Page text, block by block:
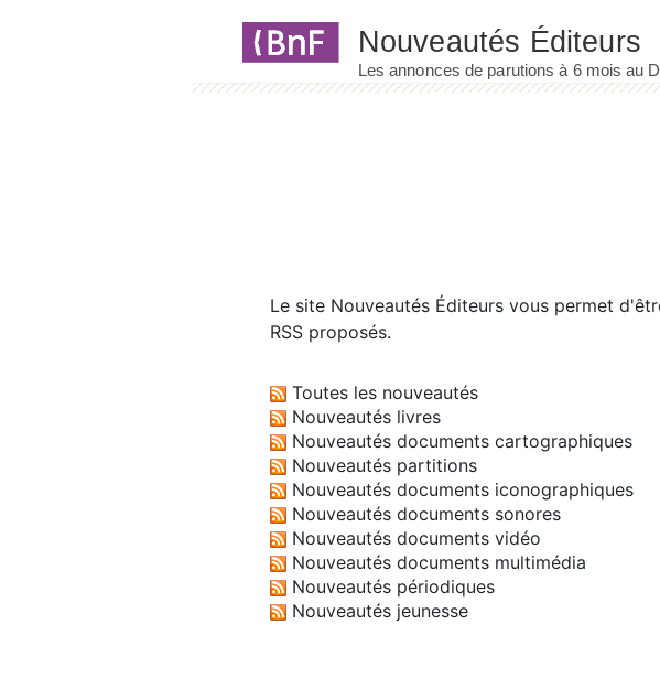
Le site Nouveautés Éditeurs vous permet
RSS proposés.
Toutes les nouveautés
Nouveautés livres
Nouveautés documents cartographiques
Nouveautés partitions
Nouveautés documents iconographiques
Nouveautés documents sonores
Nouveautés documents vidéo
Nouveautés documents multimédia
Nouveautés périodiques
Nouveautés jeunesse